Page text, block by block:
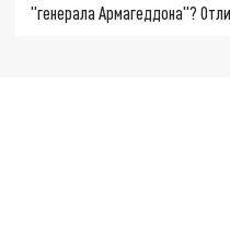
"генерала Армагеддона"?